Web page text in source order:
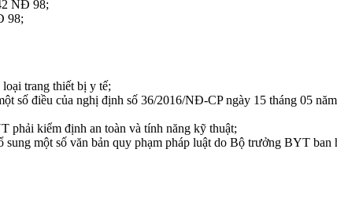
NĐ 98;
98;
trang thiết bị y tế;
điều của nghị định số 36/2016/NĐ-CP ngày 15 tháng 05
kiểm định an toàn và tính năng kỹ thuật;
một số văn bản quy phạm pháp luật do Bộ trưởng BYT ban